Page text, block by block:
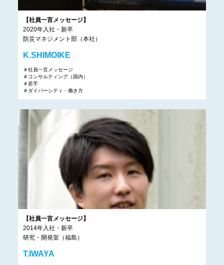
【社員一言メッセージ】
2020年入社・新卒
防災マネジメント部（本社）
K.SHIMOIKE
＃社員一言メッセージ
＃コンサルティング（国内）
＃若手
＃ダイバーシティ・働き方
【社員一言メッセージ】
2014年入社・新卒
研究・開発室（福島）
T.IWAYA